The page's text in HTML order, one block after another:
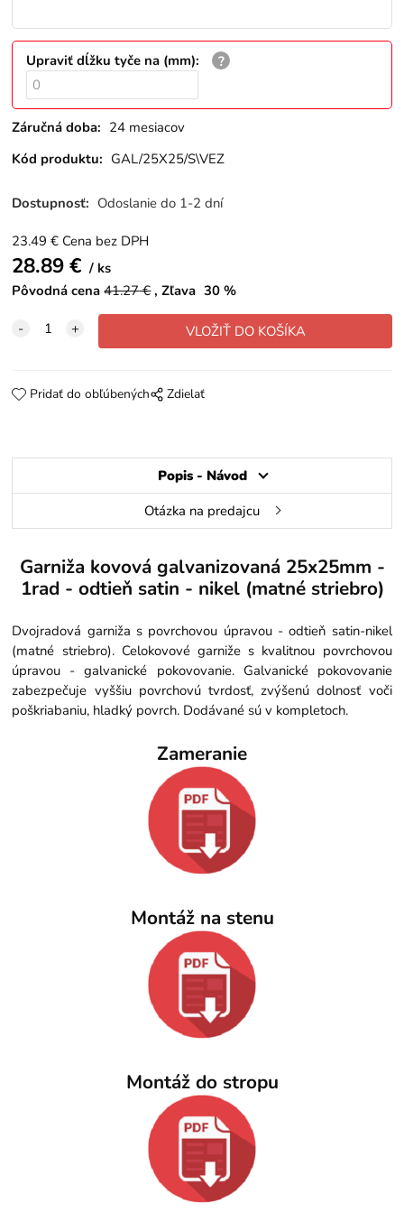
Upraviť dĺžku tyče na (mm):
Záručná doba: 24 mesiacov
Kód produktu: GAL/25X25/S\VEZ
Dostupnosť: Odoslanie do 1-2 dní
23.49 € Cena bez DPH
28.89€
ks
Pôvodná cena 41.27€ Zľava 30 %
Pridať do obľúbených Zdielať
Popis - Návod
Otázka na predajcu
Garniža kovová galvanizovaná 25x25mm -
1rad - odtieň satin - nikel (matné striebro)
Dvojradová garniža s povrchovou úpravou - odtieň satin-nikel
(matné striebro). Celokovové garniže s kvalitnou povrchovou
úpravou - galvanické pokovovanie. Galvanické pokovovanie
zabezpečuje vyššiu povrchovú tvrdosť, zvýšenú dolnosť voči
poškriabaniu, hladký povrch. Dodávané sú v kompletoch.
Zameranie
Montáž na stenu
Montáž do stropu